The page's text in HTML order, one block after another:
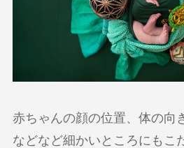
赤ちゃんの顔の位置、体の向
などなど細かいところにもこ